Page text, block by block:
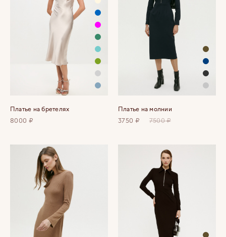
Платье на бретелях
8000 ₽
Платье на молнии
3750 ₽
7500 ₽